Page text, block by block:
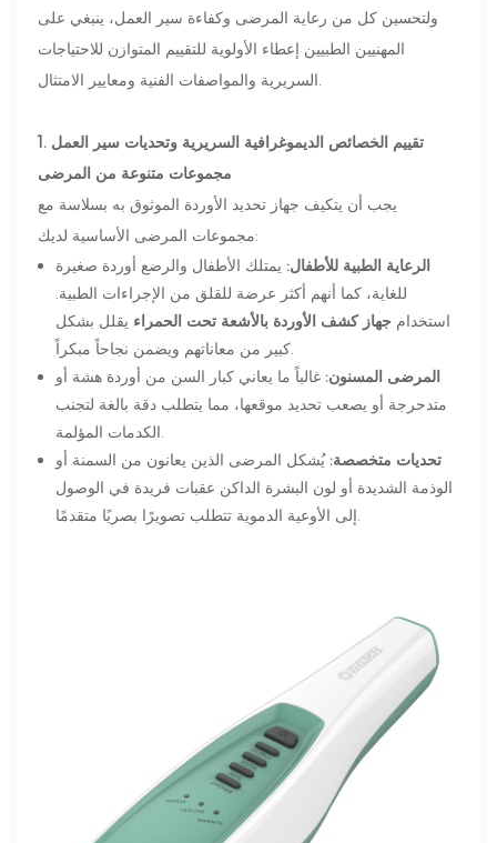
ولتحسين كل من رعاية المرضى وكفاءة سير العمل، ينبغي على
المهنيين الطبيين إعطاء الأولوية للتقييم المتوازن للاحتياجات
1. تقييم الخصائص الديموغرافية السريرية وتحديات سير العمل
مجموعات متنوعة من المرضى
يجب أن يتكيف جهاز تحديد الأوردة الموثوق به بسلاسة مع
مجموعات المرضى الأساسية لديك:
الرعاية الطبية للأطفال: يمتلك الأطفال والرضع أوردة صغيرة
للغاية، كما أنهم أكثر عرضة للقلق من الإجراءات الطبية.
استخدام جهاز كشف الأوردة بالأشعة تحت الحمراء يقلل بشكل
المرضى المسنون: غالباً ما يعاني كبار السن من أوردة هشة أو
متدحرجة أو يصعب تحديد موقعها، مما يتطلب دقة بالغة لتجنب
تحديات متخصصة:يُشكل المرضى الذين يعانون من السمنة أو
الوذمة الشديدة أو لون البشرة الداكن عقبات فريدة في الوصول